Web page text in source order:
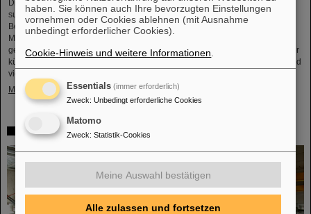
Die erste Komponente des FAIR-Superfragmentseparators Super-FRS, ein
supraleitender Multiplett-Magnet, ist auf das FAIR-Baufeld gebracht worden.
Bei einem Multiplett handelt es sich um eine Kombination verschiedener
Magnettypen (Quadrupol, Sextupol, Oktupol und Steuerdipol), die in einem
gemeinsamen flüssigen Heliumbehälter und Kryostat untergebracht sind. Der
kürzliche Transport der rund fünf Meter langen, zweieinhalb Meter breiten und
vier Meter hohen Komponente mit einem Gewicht von 48 Tonnen…
Mehr »
Erstes Experiment mit der HITRAP-Abbremsanlage
haben. Sie können auch Ihre bevorzugten Einstellungen
vornehmen oder Cookies ablehnen (mit Ausnahme
unbedingt erforderlicher Cookies).
Cookie-Hinweis und weitere Informationen
Essentials (immer erforderlich)
Zweck: Unbedingt erforderliche Cookies
Matomo
Zweck: Statistik-Cookies
Meine Auswahl bestätigen
Alle zulassen und fortsetzen